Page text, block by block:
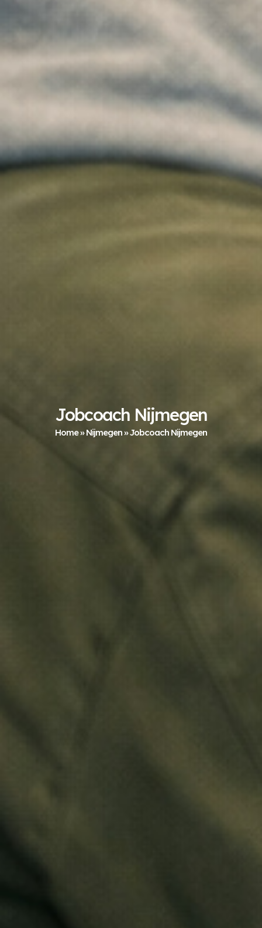
Jobcoach Nijmegen
Home»Nijmegen»Jobcoach Nijmegen